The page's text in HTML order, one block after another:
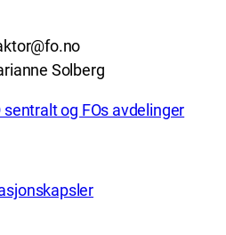
Solberg
og FOs avdelinger